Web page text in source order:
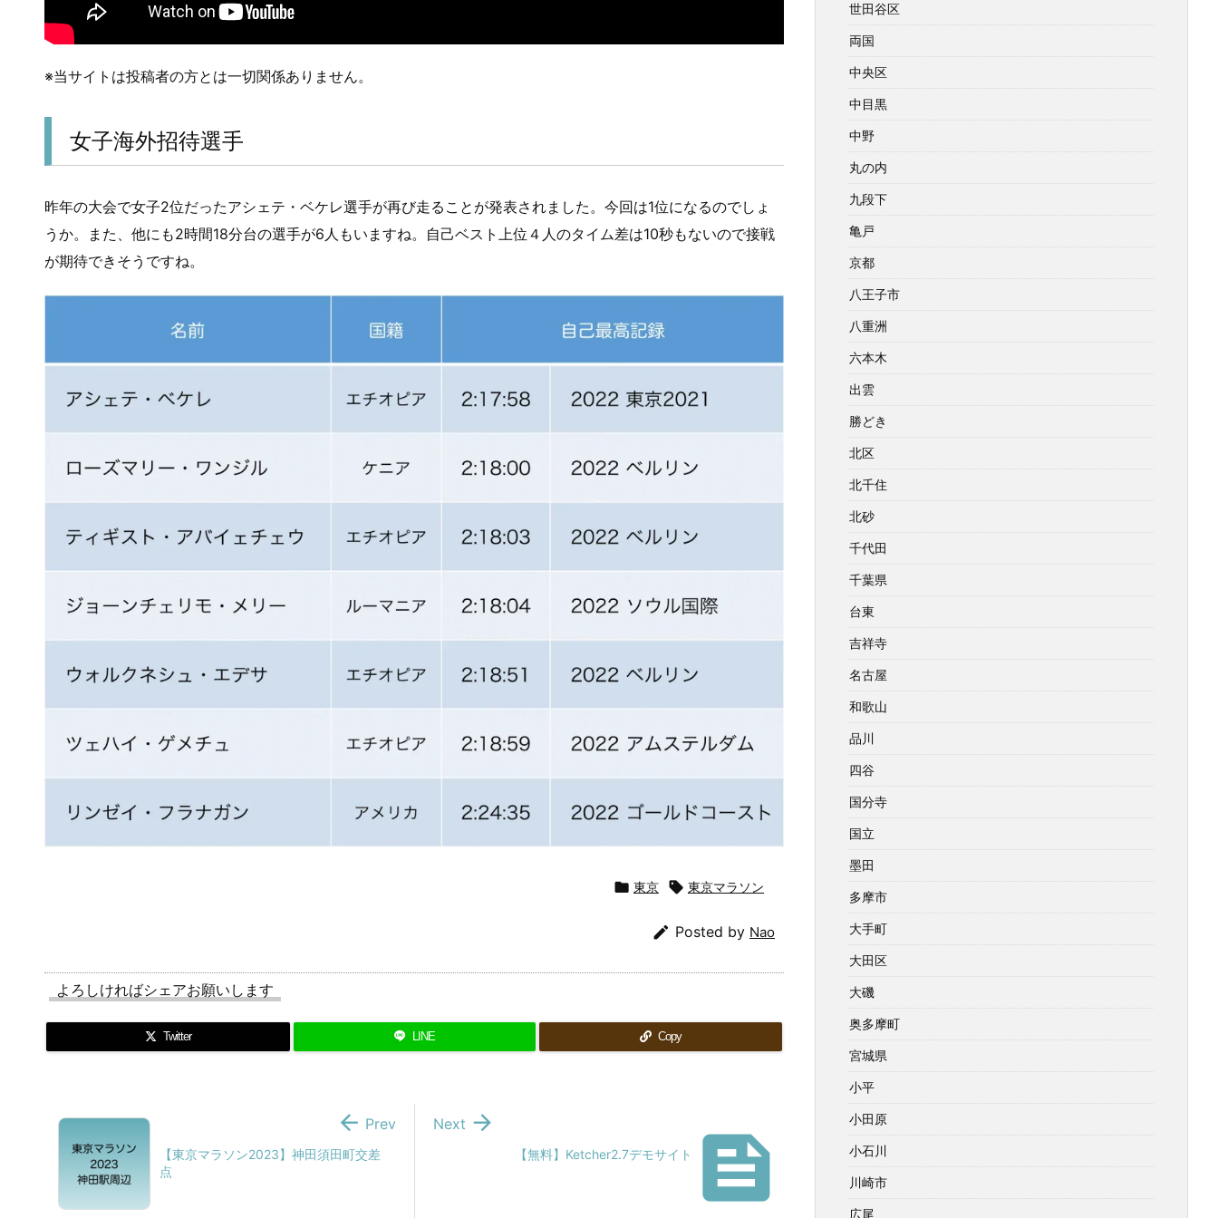
※当サイトは投稿者の方とは一切関係ありません。
女子海外招待選手
昨年の大会で女子2位だったアシェテ・ベケレ選手が再び走ることが発表されました。今回は1位になるのでしょ
うか。また、他にも2時間18分台の選手が6人もいますね。自己ベスト上位４人のタイム差は10秒もないので接戦
が期待できそうですね。
 東京  東京マラソン
 Posted by Nao
よろしければシェアお願いします
Twitter LINE Copy

【無料】Ketcher2.7デモサイト

Next
【東京マラソン2023】神田須田町交差
点
 Prev
世田谷区
両国
中央区
中目黒
中野
丸の内
九段下
亀戸
京都
八王子市
八重洲
六本木
出雲
勝どき
北区
北千住
北砂
千代田
千葉県
台東
吉祥寺
名古屋
和歌山
品川
四谷
国分寺
国立
墨田
多摩市
大手町
大田区
大磯
奥多摩町
宮城県
小平
小田原
小石川
川崎市
広尾